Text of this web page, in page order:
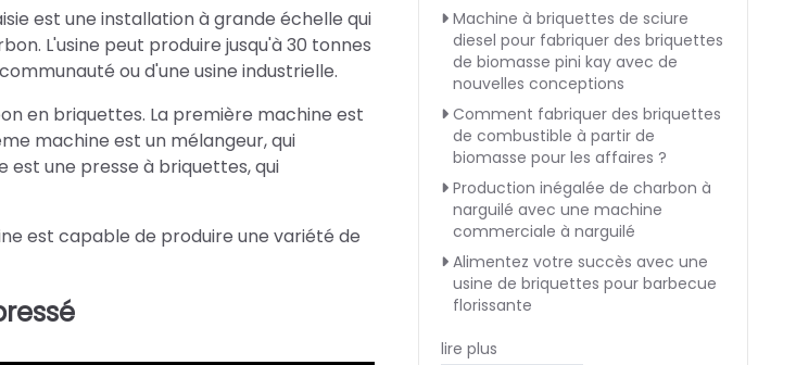
est une installation à grande échelle qui
L'usine peut produire jusqu'à 30 tonnes
ou d'une usine industrielle.
en briquettes. La première machine est
machine est un mélangeur, qui
est une presse à briquettes, qui
est capable de produire une variété de
Machine à briquettes de sciure
diesel pour fabriquer des briquettes
de biomasse pini kay avec de
nouvelles conceptions
Comment fabriquer des briquettes
de combustible à partir de
biomasse pour les affaires ?
Production inégalée de charbon à
narguilé avec une machine
commerciale à narguilé
Alimentez votre succès avec une
usine de briquettes pour barbecue
florissante
lire plus